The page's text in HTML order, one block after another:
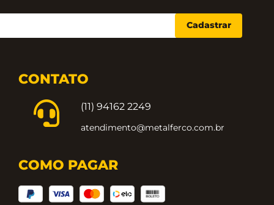
Cadastrar
CONTATO
(11) 94162 2249
atendimento@metalferco.com.br
COMO PAGAR